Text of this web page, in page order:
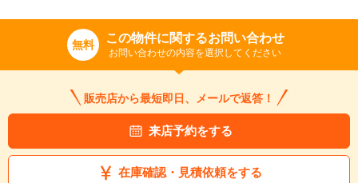
無料 この物件に関するお問い合わせ
お問い合わせの内容を選択してください
販売店から最短即日、メールで返答！
来店予約をする
在庫確認・見積依頼をする